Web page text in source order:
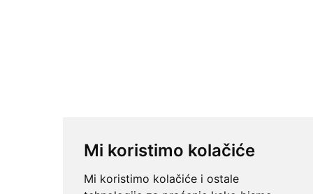
Mi koristimo kolačiće
Mi koristimo kolačiće i ostale